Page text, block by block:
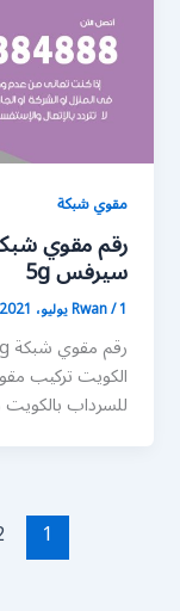
مقوي شبكة
سيرفس 5g
Rwan/1 يوليو، 2021
الكويت تركيب
للسرداب
1